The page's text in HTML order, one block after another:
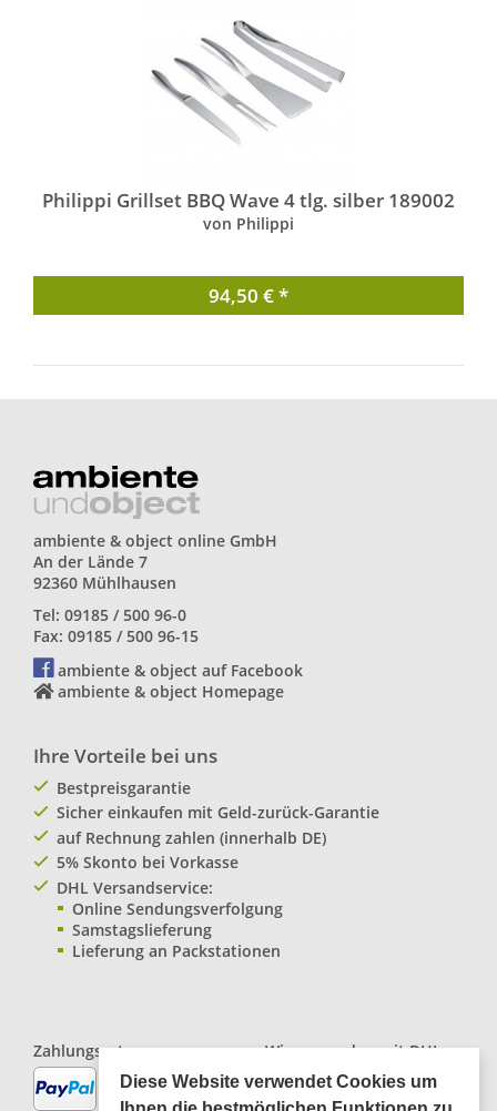
Philippi Grillset BBQ Wave 4 tlg. silber 189002
von Philippi
94,50 € *
ambiente & object online GmbH
An der Lände 7
92360 Mühlhausen
Tel: 09185 / 500 96-0
Fax: 09185 / 500 96-15
ambiente & object auf Facebook
ambiente & object Homepage
Ihre Vorteile bei uns
Bestpreisgarantie
Sicher einkaufen mit Geld-zurück-Garantie
auf Rechnung zahlen (innerhalb DE)
5% Skonto bei Vorkasse
DHL Versandservice:
Online Sendungsverfolgung
Samstagslieferung
Lieferung an Packstationen
Zahlungsarten: Wir versenden mitDHL
Paketservice
Diese Website verwendet Cookies um